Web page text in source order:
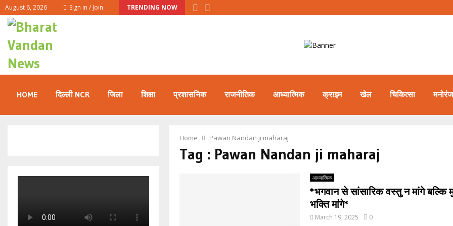
August 6, 2026 Sign in / Join TRENDING NOW
HOME दिल्ली NCR जिला शिक्षा प्रशासनिक राजनीतिक आध्यात्मिक क्राइम खेल चिकित्सा
Home Pawan Nandan ji maharaj
Tag : Pawan Nandan ji maharaj
आध्यात्मिक
*भगवान से सांसारिक वस्तु न मांगे बल्कि
भक्ति मांगे*
March 19, 2025 0